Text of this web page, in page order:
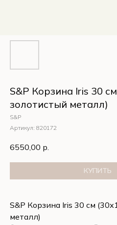
S&P Корзина Iris 30
золотистый металл)
S&P
Артикул: 820172
6550,00 р.
КУПИТЬ
S&P Корзина Iris 30 см
металл)